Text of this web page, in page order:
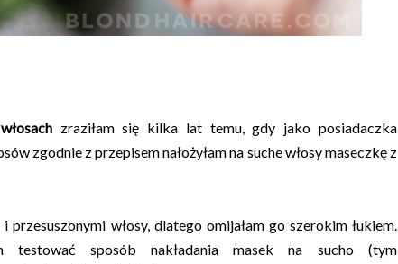
zraziłam się kilka lat temu, gdy jako posiadaczka
zgodnie z przepisem nałożyłam na suche włosy maseczkę z
przesuszonymi włosy, dlatego omijałam go szerokim łukiem.
testować sposób nakładania masek na sucho (tym